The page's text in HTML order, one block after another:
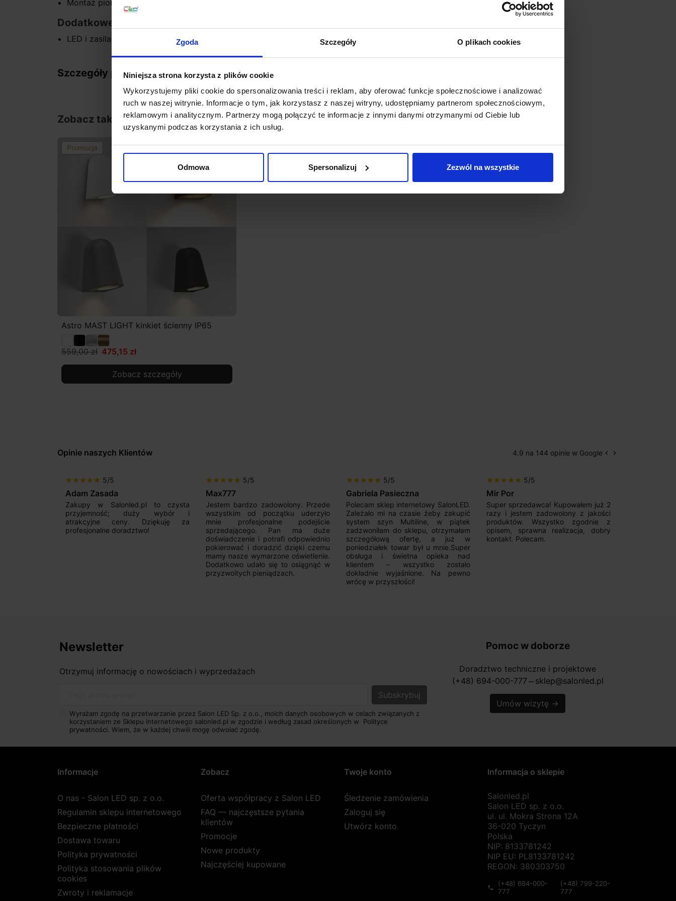
Zgoda Szczegóły O plikach cookies
Niniejsza strona korzysta z plików cookie
Wykorzystujemy pliki cookie do spersonalizowania treści i reklam, aby oferować funkcje społecznościowe i analizować
ruch w naszej witrynie. Informacje o tym, jak korzystasz z naszej witryny, udostępniamy partnerom społecznościowym,
reklamowym i analitycznym. Partnerzy mogą połączyć te informacje z innymi danymi otrzymanymi od Ciebie lub
uzyskanymi podczas korzystania z ich usług.
Odmowa Spersonalizuj Zezwól na wszystkie
Montaż pionowy
Dodatkowe informacje:
LED i zasilacz w komplecie
Szczegóły produktu
Zobacz także
Promocja
favorite_border
Astro MAST LIGHT kinkiet ścienny IP65
559,00 zł 475,15 zł
Zobacz szczegóły
Opinie naszych Klientów 4.9 na 144 opinie w Google Poprzedni
keyboard_arrow_left Następny
keyboard_arrow_right
star star star star star 5/5
Adam Zasada
Zakupy w Salonled.pl to czysta
przyjemność; duży wybór i
atrakcyjne ceny. Dziękuję za
profesjonalne doradztwo!
star star star star star 5/5
Max777
Jestem bardzo zadowolony. Przede
wszystkim od początku uderzyło
mnie profesjonalne podejście
sprzedającego. Pan ma duże
doświadczenie i potrafi odpowiednio
pokierować i doradzić dzięki czemu
mamy nasze wymarzone oświetlenie.
Dodatkowo udało się to osiągnąć w
przyzwoitych pieniądzach.
star star star star star 5/5
Gabriela Pasieczna
Polecam sklep internetowy SalonLED.
Zależało mi na czasie żeby zakupić
system szyn Multiline, w piątek
zadzwoniłam do sklepu, otrzymałam
szczegółową ofertę, a już w
poniedziałek towar był u mnie.Super
obsługa i świetna opieka nad
klientem – wszystko zostało
dokładnie wyjaśnione. Na pewno
wrócę w przyszłości!
star star star star star 5/5
Mir Por
Super sprzedawca! Kupowałem już 2
razy i jestem zadowolony z jakości
produktów. Wszystko zgodnie z
opisem, sprawna realizacja, dobry
kontakt. Polecam.
Newsletter
Otrzymuj informację o nowościach i wyprzedażach
Wyrażam zgodę na przetwarzanie przez Salon LED Sp. z o.o., moich danych osobowych w celach związanych z
korzystaniem ze Sklepu internetowego salonled.pl w zgodzie i według zasad określonych w Polityce
prywatności. Wiem, że w każdej chwili mogę odwołać zgodę.
Pomoc w doborze
Doradztwo techniczne i projektowe
(+48) 694-000-777 horizontal_rule sklep@salonled.pl
Umów wizytę →
Informacje
O nas - Salon LED sp. z o.o.
Regulamin sklepu internetowego
Bezpieczne płatności
Dostawa towaru
Polityka prywatności
Polityka stosowania plików
cookies
Zwroty i reklamacje
Zobacz
Oferta współpracy z Salon LED
FAQ — najczęstsze pytania
klientów
Promocje
Nowe produkty
Najczęściej kupowane
Twoje konto
Śledzenie zamówienia
Zaloguj się
Utwórz konto
Informacja o sklepie
Salonled.pl
Salon LED sp. z o.o.
ul. ul. Mokra Strona 12A
36-020 Tyczyn
Polska
NIP: 8133781242
NIP EU: PL8133781242
REGON: 380303750
phone
(+48) 694-000-
777
(+48) 799-220-
777